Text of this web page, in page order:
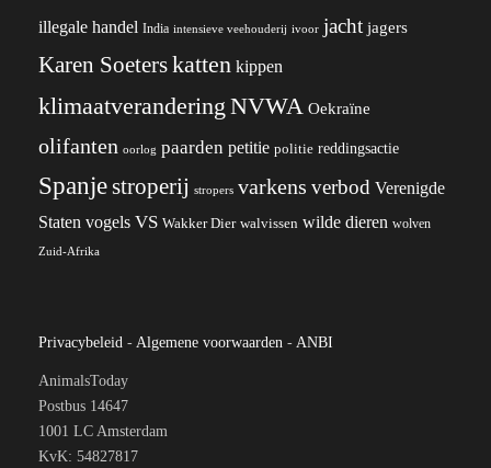
illegale handel India intensieve veehouderij ivoor jacht jagers
Karen Soeterskatten kippen
klimaatverandering NVWA Oekraïne
olifanten oorlog paarden petitie politie reddingsactie
Spanjestroperij stropers varkens verbod Verenigde
Staten vogels VS Wakker Dier walvissen wilde dieren wolven
Zuid-Afrika
Privacybeleid - Algemene voorwaarden - ANBI
AnimalsToday
Postbus 14647
1001 LC Amsterdam
KvK: 54827817